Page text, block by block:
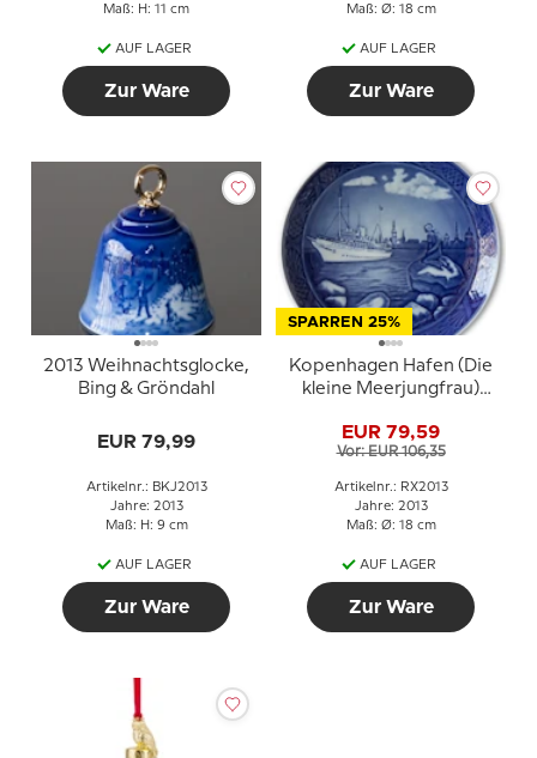
Maß: H: 11 cm
AUF LAGER
Zur Ware
Maß: Ø: 18 cm
AUF LAGER
Zur Ware
2013 Weihnachtsglocke,
Bing & Gröndahl
EUR 79,99
Artikelnr.: BKJ2013
Jahre: 2013
Maß: H: 9 cm
AUF LAGER
Zur Ware
SPARREN 25%
Kopenhagen Hafen (Die
kleine Meerjungfrau)
Weihnachtsteller
EUR 79,59
Vor: EUR 106,35
Artikelnr.: RX2013
Jahre: 2013
Maß: Ø: 18 cm
AUF LAGER
Zur Ware